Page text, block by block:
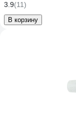
3.9(11)
В корзину